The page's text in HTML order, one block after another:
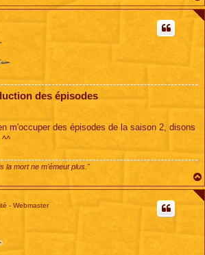
des épisodes
m'occuper des épisodes de la saison 2, disons
^^
la mort ne m'émeut plus."
- Webmaster